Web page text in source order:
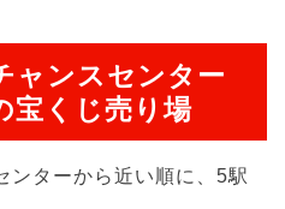
ャンスセンター
宝くじ売り場
ンターから近い順に、5駅